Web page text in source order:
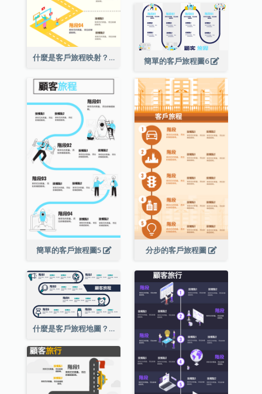
什麼是客戶旅程映射？ 簡單的客戶旅程圖6
簡單的客戶旅程圖5 分步的客戶旅程圖
什麼是客戶旅程地圖？2